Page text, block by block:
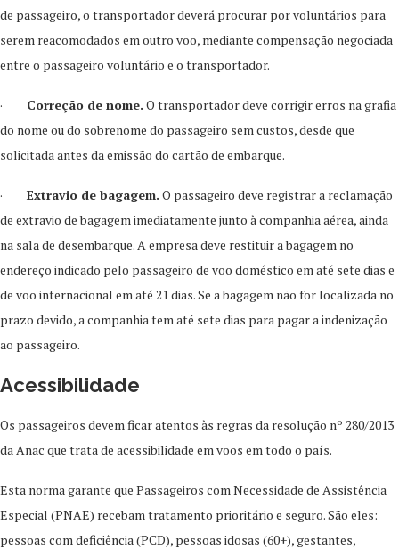
de passageiro, o transportador deverá procurar por voluntários para
serem reacomodados em outro voo, mediante compensação negociada
entre o passageiro voluntário e o transportador.
· Correção de nome. O transportador deve corrigir erros na grafia
do nome ou do sobrenome do passageiro sem custos, desde que
solicitada antes da emissão do cartão de embarque.
· Extravio de bagagem. O passageiro deve registrar a reclamação
de extravio de bagagem imediatamente junto à companhia aérea, ainda
na sala de desembarque. A empresa deve restituir a bagagem no
endereço indicado pelo passageiro de voo doméstico em até sete dias e
de voo internacional em até 21 dias. Se a bagagem não for localizada no
prazo devido, a companhia tem até sete dias para pagar a indenização
ao passageiro.
Acessibilidade
Os passageiros devem ficar atentos às regras da resolução nº 280/2013
da Anac que trata de acessibilidade em voos em todo o país.
Esta norma garante que Passageiros com Necessidade de Assistência
Especial (PNAE) recebam tratamento prioritário e seguro. São eles:
pessoas com deficiência (PCD), pessoas idosas (60+), gestantes,